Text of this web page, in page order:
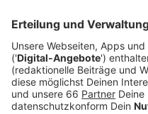
Anzeige
Sie führen den